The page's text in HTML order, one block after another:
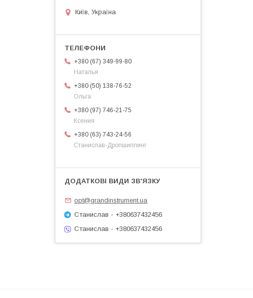
Київ, Україна
+380 (67) 349-99-80
Наталья
+380 (50) 138-76-52
Ольга
+380 (97) 746-21-75
Ксения
+380 (63) 743-24-56
Станислав-Дропшиппинг
opt@grandinstrument.ua
Станислав - +380637432456
Станислав - +380637432456